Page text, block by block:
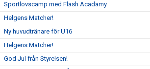
Sportlovscamp med Flash Acadamy
Helgens Matcher!
Ny huvudtränare för U16
Helgens Matcher!
God Jul från Styrelsen!